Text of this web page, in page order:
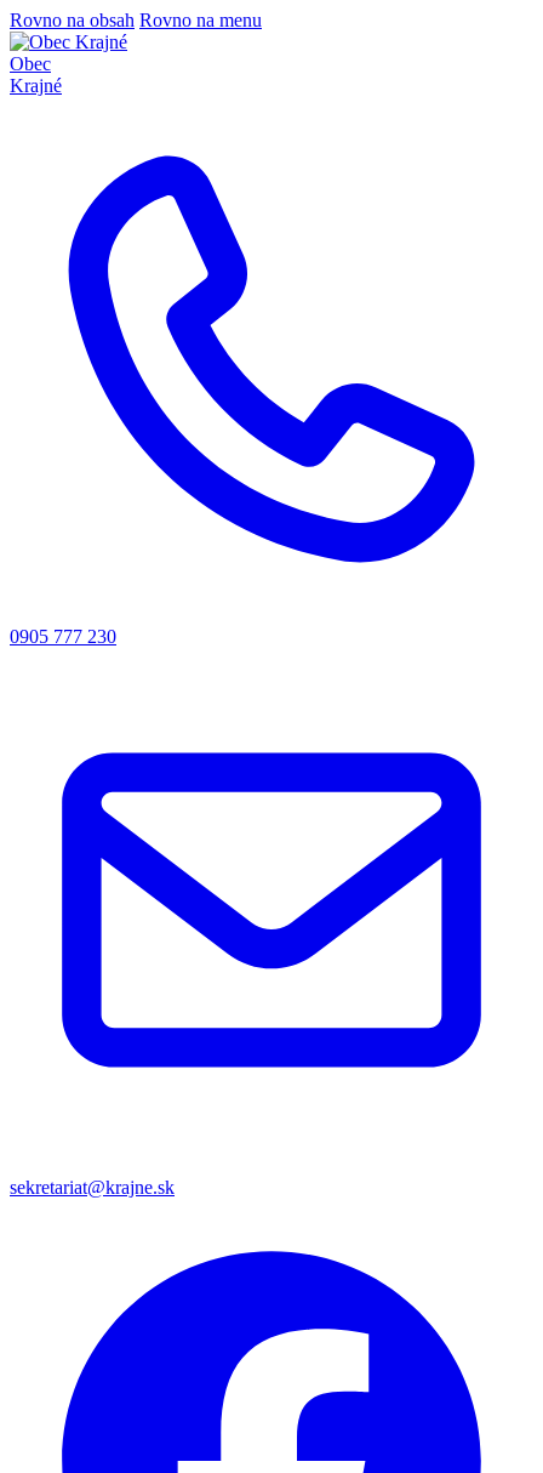
Rovno na obsah Rovno na menu
Obec
Krajné
0905 777 230
sekretariat@krajne.sk